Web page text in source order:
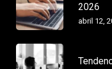
2026
abril 12,